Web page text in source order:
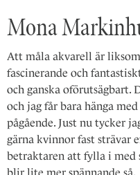
Mona
Att måla akvarell är
fascinerande och
och ganska oförutsägbart.
och jag får bara hänga
pågående. Just nu tycker
gärna kvinnor fast strävar
betraktaren att fylla i med